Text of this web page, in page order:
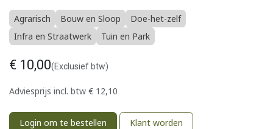
Agrarisch Bouw en Sloop
Doe-het-zelf
Infra en Straatwerk
Tuin en Park
€ 10,00(Exclusief btw)
Adviesprijs incl. btw € 12,10
Login om te bestellen Klant worden